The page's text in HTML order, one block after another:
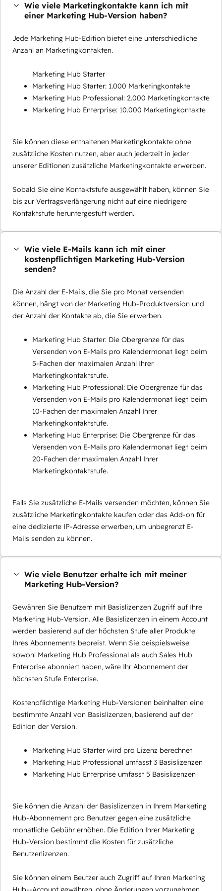
Wie viele Marketingkontakte kann ich mit
einer Marketing Hub-Version haben?
Jede Marketing Hub-Edition bietet eine unterschiedliche
Anzahl an Marketingkontakten.
Marketing Hub Starter
Marketing Hub Starter: 1.000 Marketingkontakte
Marketing Hub Professional: 2.000 Marketingkontakte
Marketing Hub Enterprise: 10.000 Marketingkontakte
Sie können diese enthaltenen Marketingkontakte ohne
zusätzliche Kosten nutzen, aber auch jederzeit in jeder
unserer Editionen zusätzliche Marketingkontakte erwerben.
Sobald Sie eine Kontaktstufe ausgewählt haben, können Sie
bis zur Vertragsverlängerung nicht auf eine niedrigere
Kontaktstufe heruntergestuft werden.
Wie viele E-Mails kann ich mit einer
kostenpflichtigen Marketing Hub-Version
senden?
Die Anzahl der E-Mails, die Sie pro Monat versenden
können, hängt von der Marketing Hub-Produktversion und
der Anzahl der Kontakte ab, die Sie erwerben.
Marketing Hub Starter: Die Obergrenze für das
Versenden von E-Mails pro Kalendermonat liegt beim
5-Fachen der maximalen Anzahl Ihrer
Marketingkontaktstufe.
Marketing Hub Professional: Die Obergrenze für das
Versenden von E-Mails pro Kalendermonat liegt beim
10-Fachen der maximalen Anzahl Ihrer
Marketingkontaktstufe.
Marketing Hub Enterprise: Die Obergrenze für das
Versenden von E-Mails pro Kalendermonat liegt beim
20-Fachen der maximalen Anzahl Ihrer
Marketingkontaktstufe.
Falls Sie zusätzliche E-Mails versenden möchten, können Sie
zusätzliche Marketingkontakte kaufen oder das Add-on für
eine dedizierte IP-Adresse erwerben, um unbegrenzt E-
Mails senden zu können.
Wie viele Benutzer erhalte ich mit meiner
Marketing Hub-Version?
Gewähren Sie Benutzern mit Basislizenzen Zugriff auf Ihre
Marketing Hub-Version. Alle Basislizenzen in einem Account
werden basierend auf der höchsten Stufe aller Produkte
Ihres Abonnements bepreist. Wenn Sie beispielsweise
sowohl Marketing Hub Professional als auch Sales Hub
Enterprise abonniert haben, wäre Ihr Abonnement der
höchsten Stufe Enterprise.
Kostenpflichtige Marketing Hub-Versionen beinhalten eine
bestimmte Anzahl von Basislizenzen, basierend auf der
Edition der Version.
Marketing Hub Starter wird pro Lizenz berechnet
Marketing Hub Professional umfasst 3 Basislizenzen
Marketing Hub Enterprise umfasst 5 Basislizenzen
Sie können die Anzahl der Basislizenzen in Ihrem Marketing
Hub-Abonnement pro Benutzer gegen eine zusätzliche
monatliche Gebühr erhöhen. Die Edition Ihrer Marketing
Hub-Version bestimmt die Kosten für zusätzliche
Benutzerlizenzen.
Sie können einem Beutzer auch Zugriff auf Ihren Marketing